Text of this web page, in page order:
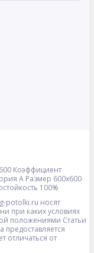
Коэффициент
A Размер 600x600
100%
potolki.ru носят
при каких условиях
положениями Статьи
предоставляется
отличаться от